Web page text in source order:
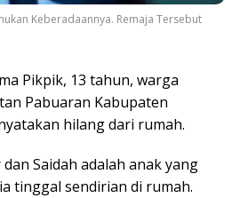
Keberadaannya. Remaja Tersebut
Pikpik, 13 tahun, warga
Pabuaran Kabupaten
hilang dari rumah.
Saidah adalah anak yang
tinggal sendirian di rumah.